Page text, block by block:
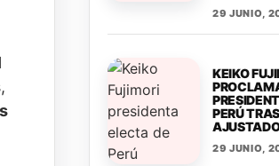
29 JUNIO,
KEIKO
PERÚ
29 JUNIO,